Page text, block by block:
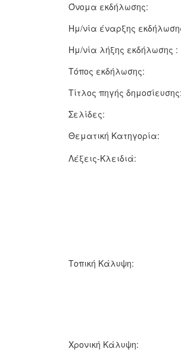
Όνομα εκδήλωσης:
Ημ/νία έναρξης
Ημ/νία λήξης εκδήλωσης :
Τόπος εκδήλωσης:
Τίτλος πηγής δημοσίευσης:
Σελίδες:
Θεματική Κατηγορία:
Λέξεις-Κλειδιά:
Τοπική Κάλυψη:
Χρονική Κάλυψη: